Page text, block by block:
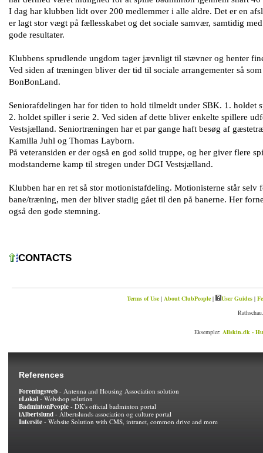
I dag har klubben lidt over 200 medlemmer i alle aldre. Det er en
er lagt stor vægt på fællesskabet og det sociale samvær, samtidig
gode resultater.
Klubbens sprudlende ungdom tager jævnligt til stævner og henter
Ved siden af træningen bliver der tid til sociale arrangementer så
BonBonLand.
Seniorafdelingen har for tiden to hold tilmeldt under SBK. 1. holdet
2. holdet spiller i serie 2. Ved siden af dette bliver enkelte spillere
Vestsjælland. Seniortræningen har et par gange haft besøg af
Kamilla Juhl og Thomas Layborn.
På veteransiden er der også en god solid truppe, og her giver flere
modstanderne kamp til stregen under DGI Vestsjælland.
Klubben har en ret så stor motionistafdeling. Motionisterne står selv
bane/træning, men der bliver stadig gået til den på banerne. Her
også den gode stemning.
CONTACTS
Terms of Use| About ClubPeople| User Guides|
Eksempler: Allskin.dk -
References
Foreningsweb - Antenna and Housing Association solution
eLokal - Webshop solution
BadmintonPeople - DK's official badminton portal
iAlbertslund - Albertslunds association og culture portal
Intersite - Website Solution with CMS, intranet, common drive and more